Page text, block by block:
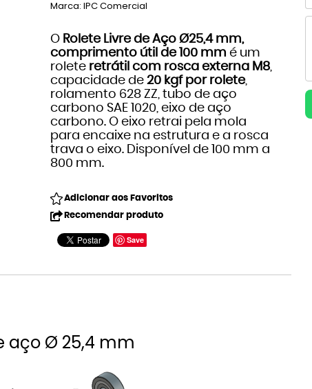
Marca: IPC Comercial
O Rolete Livre de Aço Ø25,4 mm,
comprimento útil de 100 mm é um
rolete retrátil com rosca externa M8,
capacidade de 20 kgf por rolete,
rolamento 628 ZZ, tubo de aço
carbono SAE 1020, eixo de aço
carbono. O eixo retrai pela mola
para encaixe na estrutura e a rosca
trava o eixo. Disponível de 100 mm a
800 mm.
Adicionar aos Favoritos
Recomendar produto
Save
aço Ø 25,4 mm